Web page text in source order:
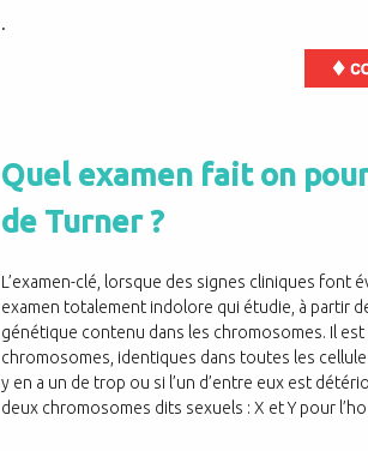
.
Quel examen fait on
de Turner ?
L’examen-clé, lorsque des signes cliniques font
examen totalement indolore qui étudie, à partir
génétique contenu dans les chromosomes. Il
chromosomes, identiques dans toutes les
y en a un de trop ou si l’un d’entre eux est
deux chromosomes dits sexuels : X et Y pour